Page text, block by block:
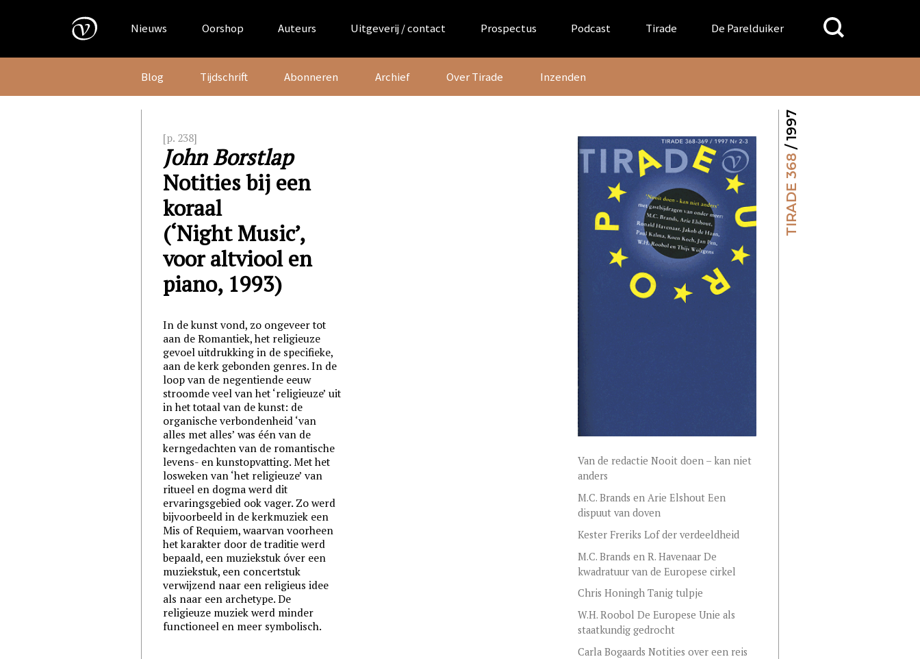
Nieuws Oorshop Auteurs Uitgeverij / contact Prospectus Podcast Tirade De Parelduiker
Search
for:
Blog Tijdschrift Abonneren Archief Over Tirade Inzenden
TIRADE 368
/ 1997
[p. 238]
John Borstlap
Notities bij een
koraal
(‘Night Music’,
voor altviool en
piano, 1993)
In de kunst vond, zo ongeveer tot
aan de Romantiek, het religieuze
gevoel uitdrukking in de specifieke,
aan de kerk gebonden genres. In de
loop van de negentiende eeuw
stroomde veel van het ‘religieuze’ uit
in het totaal van de kunst: de
organische verbondenheid ‘van
alles met alles’ was één van de
kerngedachten van de romantische
levens- en kunstopvatting. Met het
losweken van ‘het religieuze’ van
ritueel en dogma werd dit
ervaringsgebied ook vager. Zo werd
bijvoorbeeld in de kerkmuziek een
Mis of Requiem, waarvan voorheen
het karakter door de traditie werd
bepaald, een muziekstuk óver een
muziekstuk, een concertstuk
verwijzend naar een religieus idee
als naar een archetype. De
religieuze muziek werd minder
functioneel en meer symbolisch.
Van de redactie Nooit doen – kan niet
anders
M.C. Brands en Arie Elshout Een
dispuut van doven
Kester Freriks Lof der verdeeldheid
M.C. Brands en R. Havenaar De
kwadratuur van de Europese cirkel
Chris Honingh Tanig tulpje
W.H. Roobol De Europese Unie als
staatkundig gedrocht
Carla Bogaards Notities over een reis